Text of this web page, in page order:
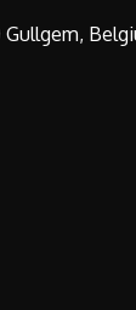
Gullgem,